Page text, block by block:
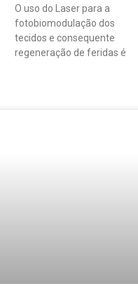
O uso do Laser para a
fotobiomodulação dos
tecidos e consequente
regeneração de feridas é